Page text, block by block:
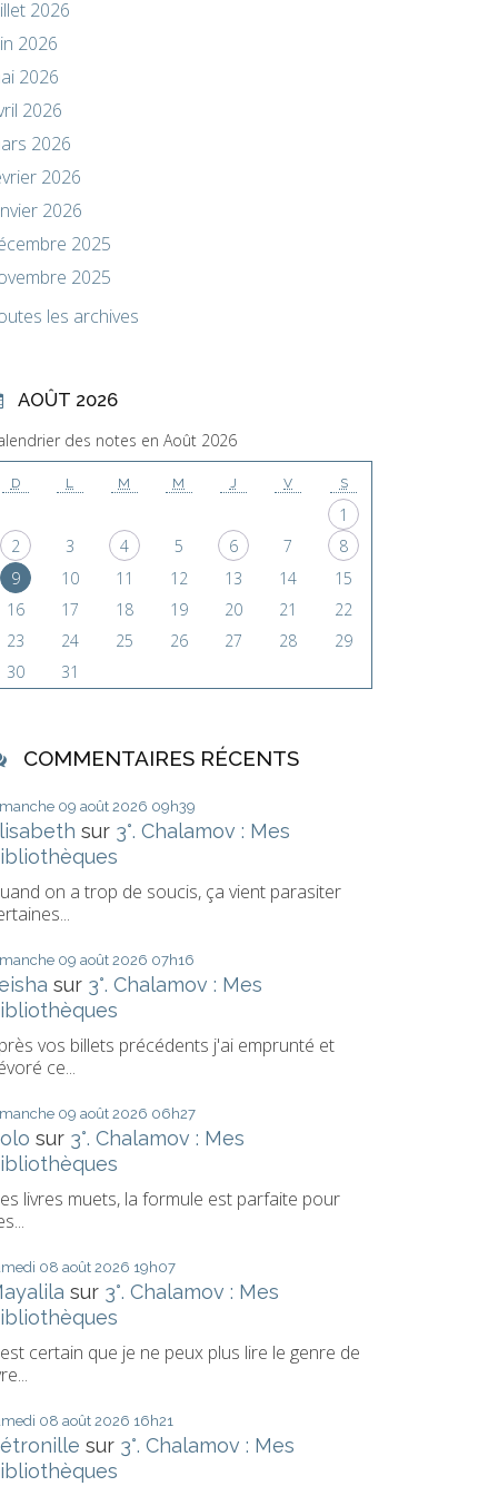
2026
2026
2026
2026
2026
2026
2026
2025
2025
les archives
AOÛT 2026
des notes en Août 2026
D L M M J V S
1
2
3 4 5 6 7
8
9
10 11 12 13 14
15
16
17 18 19 20 21
22
23
24 25 26 27 28
29
30
31
COMMENTAIRES RÉCENTS
09 août 2026 09h39
sur 3°. Chalamov : Mes
on a trop de soucis, ça vient parasiter
09 août 2026 07h16
sur 3°. Chalamov : Mes
vos billets précédents j'ai emprunté et
ce...
09 août 2026 06h27
sur 3°. Chalamov : Mes
livres muets, la formule est parfaite pour
08 août 2026 19h07
sur 3°. Chalamov : Mes
certain que je ne peux plus lire le genre de
08 août 2026 16h21
sur 3°. Chalamov : Mes